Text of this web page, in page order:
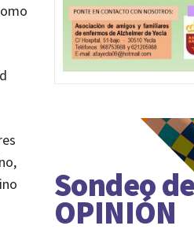
Sondeo
OPINIÓN